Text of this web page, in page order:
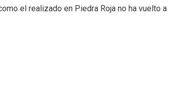
el realizado en Piedra Roja no ha vuelto a